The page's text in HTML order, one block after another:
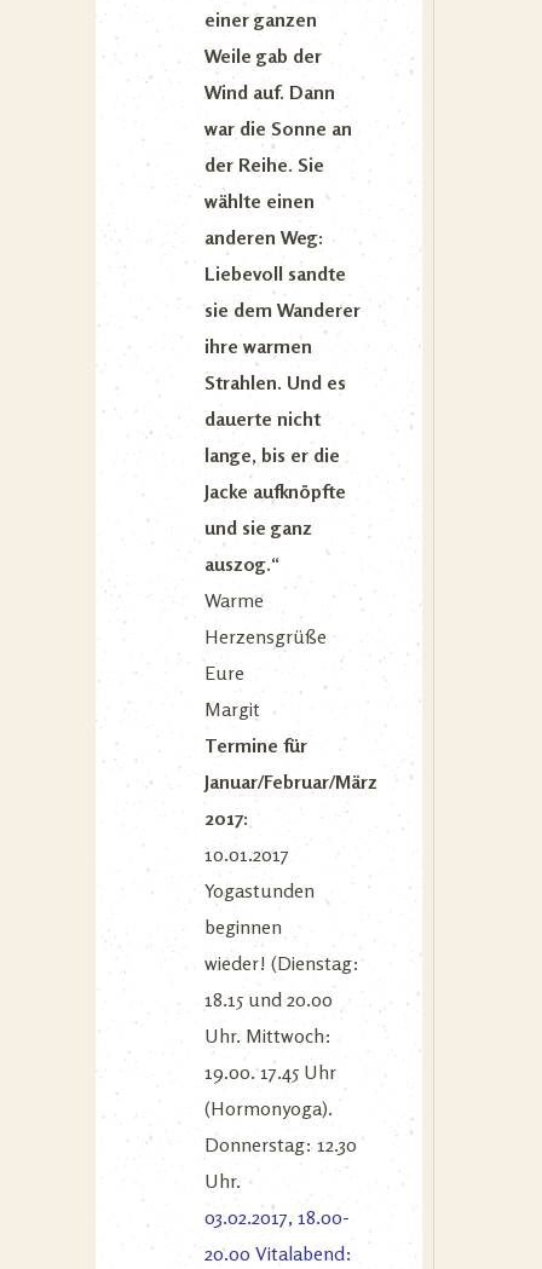
einer ganzen
Weile gab der
Wind auf. Dann
war die Sonne an
der Reihe. Sie
wählte einen
anderen Weg:
Liebevoll sandte
sie dem Wanderer
ihre warmen
Strahlen. Und es
dauerte nicht
lange, bis er die
Jacke aufknöpfte
und sie ganz
auszog.“
Warme
Herzensgrüße
Eure
Margit
Termine für
Januar/Februar/März
2017:
10.01.2017
Yogastunden
beginnen
wieder! (Dienstag:
18.15 und 20.00
Uhr. Mittwoch:
19.00. 17.45 Uhr
(Hormonyoga).
Donnerstag: 12.30
Uhr.
03.02.2017, 18.00-
20.00 Vitalabend: